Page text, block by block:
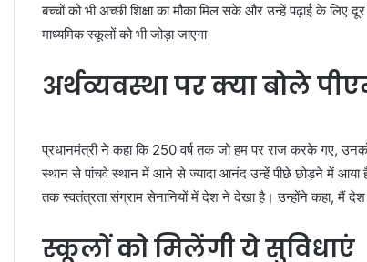
बच्चों को भी अच्छी शिक्षा का मौका मिल सके और उन्हें पढ़ाई के
माध्यमिक स्कूलों को भी जोड़ा जाएगा
अर्थव्यवस्था पर क्या बोले
प्रधानमंत्री ने कहा कि 250 वर्ष तक जो हम पर राज करके गए,
स्थान से पांचवे स्थान में आने से ज्यादा आनंद उन्हें पीछे छोड़ने में आया
तक स्वतंत्रता संग्राम सेनानियों में देश ने देखा है। उन्होंने कहा, मैं देश
स्कूलों को मिलेंगी ये सुविधाएं